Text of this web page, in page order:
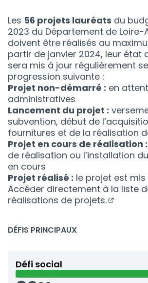
Les 56 projets lauréats du
2023 du Département de Loire-
doivent être réalisés au
partir de janvier 2024, leur état
sera mis à jour régulièrement
progression suivante :
Projet non-démarré : en
administratives
Lancement du projet :
subvention, début de
fournitures et de la réalisation
Projet en cours de réalisation :
de réalisation ou l’installation
en cours
Projet réalisé : le projet est
Accéder directement à la liste
réalisations de projets.
DÉFIS PRINCIPAUX
Défi social